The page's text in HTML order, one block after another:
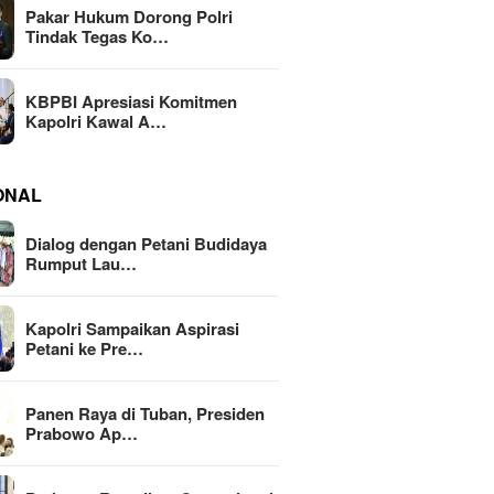
Pakar Hukum Dorong Polri
Tindak Tegas Ko…
KBPBI Apresiasi Komitmen
Kapolri Kawal A…
Dialog dengan Petani Budidaya
Rumput Lau…
Kapolri Sampaikan Aspirasi
Petani ke Pre…
Panen Raya di Tuban, Presiden
Prabowo Ap…